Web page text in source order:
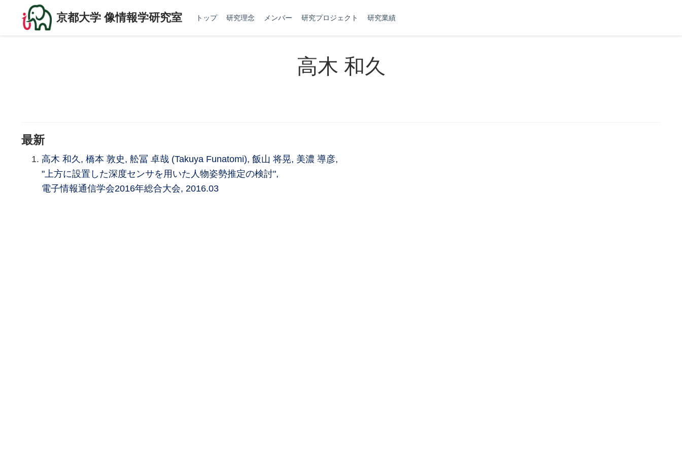
京都大学 像情報学研究室 トップ 研究理念 メンバー 研究プロジェクト 研究業績
高木 和久
最新
高木 和久, 橋本 敦史, 舩冨 卓哉 (Takuya Funatomi), 飯山 将晃, 美濃 導彦,
"上方に設置した深度センサを用いた人物姿勢推定の検討",
電子情報通信学会2016年総合大会, 2016.03